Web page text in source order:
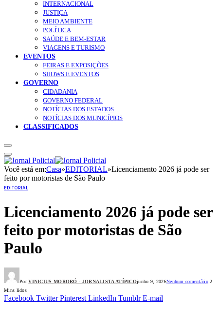
INTERNACIONAL
JUSTIÇA
MEIO AMBIENTE
POLÍTICA
SAÚDE E BEM-ESTAR
VIAGENS E TURISMO
EVENTOS
FEIRAS E EXPOSIÇÕES
SHOWS E EVENTOS
GOVERNO
CIDADANIA
GOVERNO FEDERAL
NOTÍCIAS DOS ESTADOS
NOTÍCIAS DOS MUNICÍPIOS
CLASSIFICADOS
Você está em:Casa»EDITORIAL»Licenciamento 2026 já pode ser
feito por motoristas de São Paulo
EDITORIAL
Licenciamento 2026 já pode ser
feito por motoristas de São
Paulo
Por VINICIUS MORORÓ - JORNALISTA ATÍPICOjunho 9, 2026Nenhum comentário 2
Mins lidos
Facebook Twitter Pinterest LinkedIn Tumblr E-mail